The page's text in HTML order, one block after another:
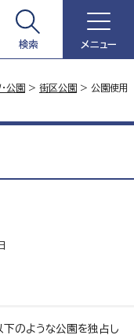
検索 メニュー
公園 > 街区公園 > 公園使用
のような公園を独占し